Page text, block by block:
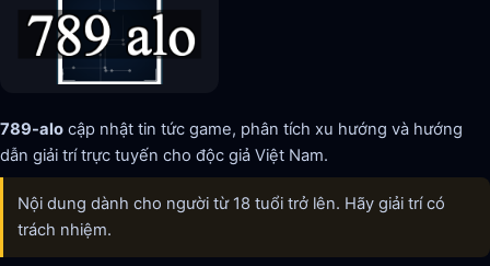
789-alo cập nhật tin tức game, phân tích xu hướng và hướng
dẫn giải trí trực tuyến cho độc giả Việt Nam.
Nội dung dành cho người từ 18 tuổi trở lên. Hãy giải trí có
trách nhiệm.